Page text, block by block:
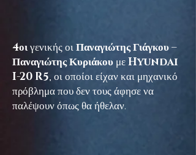
4οιγενικής οιΠαναγιώτης Γιάγκου –
Παναγιώτης Κυριάκου μεHyundai
I-20 R5, οι οποίοι είχαν και μηχανικό
πρόβλημα που δεν τους άφησε να
παλέψουν όπως θα ήθελαν.